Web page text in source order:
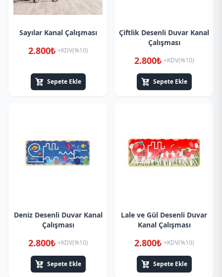
Sayılar Kanal Çalışması
2.800₺ +KDV(%10)
Sepete Ekle
Çiftlik Desenli Duvar Kanal
Çalışması
2.800₺ +KDV(%10)
Sepete Ekle
Deniz Desenli Duvar Kanal
Çalışması
2.800₺ +KDV(%10)
Sepete Ekle
Lale ve Gül Desenli Duvar
Kanal Çalışması
2.800₺ +KDV(%10)
Sepete Ekle